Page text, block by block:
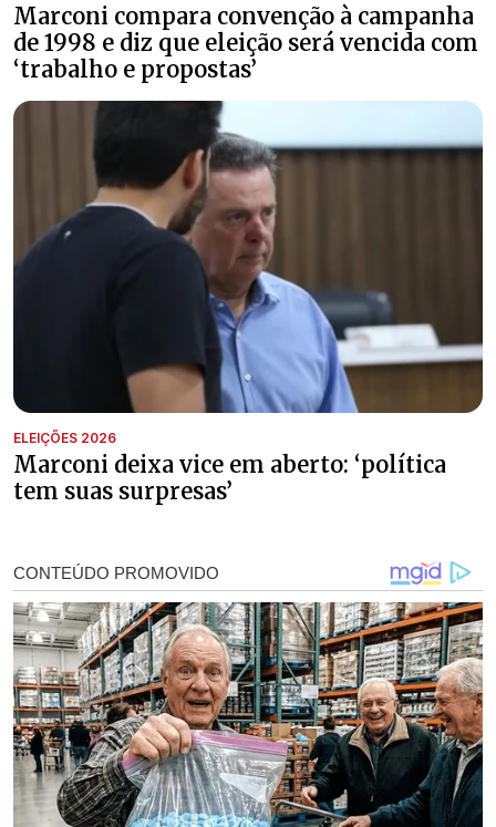
Marconi compara convenção à campanha
de 1998 e diz que eleição será vencida com
‘trabalho e propostas’
ELEIÇÕES 2026
Marconi deixa vice em aberto: ‘política
tem suas surpresas’